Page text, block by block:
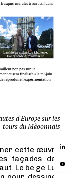
cette œuvre
façades des
Le belge Luc
d'Europe sur les
tours du Mâoonnais